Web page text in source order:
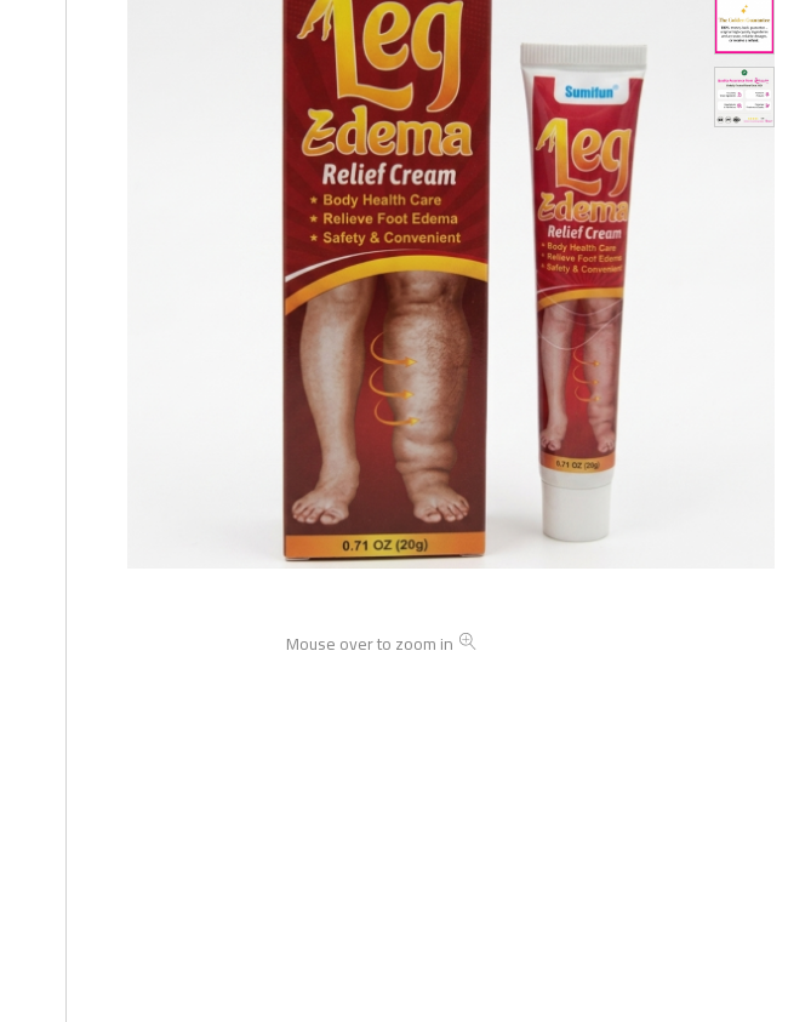
Mouse over to zoom in